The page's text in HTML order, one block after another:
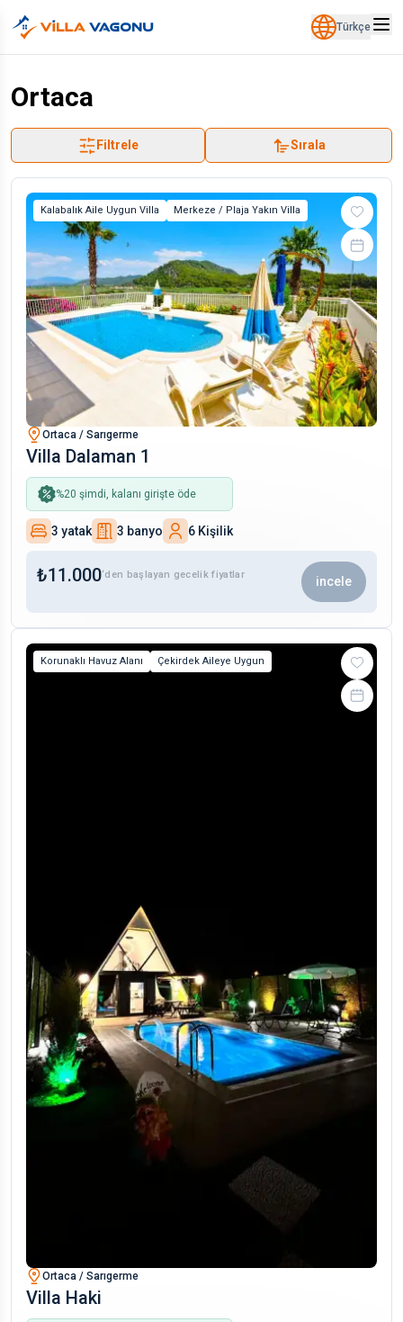
Türkçe
Ortaca
Filtrele Sırala
Kalabalık Aile Uygun Villa Merkeze / Plaja Yakın Villa
Ortaca / Sarıgerme
Villa Dalaman 1
%20 şimdi, kalanı girişte öde
3 yatak 3 banyo 6 Kişilik
₺11.000‘den başlayan gecelik fiyatlar incele
Korunaklı Havuz Alanı Çekirdek Aileye Uygun
Ortaca / Sarıgerme
Villa Haki